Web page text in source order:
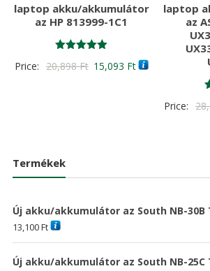
laptop akku/akkumulátor
az HP 813999-1C1
5.00
Price: 20,898Ft Original
15,093 FtCurrent
laptop
az
Price:
Termékek
Új akku/akkumulátor az South NB-
13,100Ft
Új akku/akkumulátor az South NB-